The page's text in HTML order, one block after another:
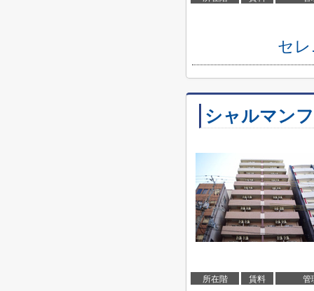
セ
シャルマン
所在階 賃料 管